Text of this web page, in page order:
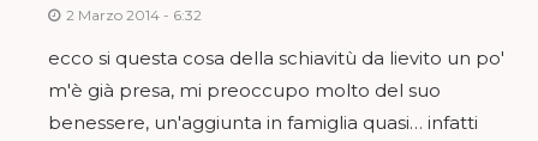
2 Marzo 2014 - 6:32
ecco si questa cosa della schiavitù da lievito un po'
m'è già presa, mi preoccupo molto del suo
benessere, un'aggiunta in famiglia quasi… infatti